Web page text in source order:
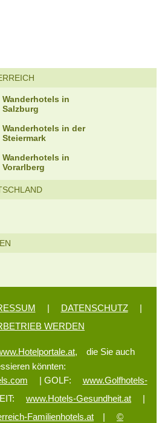
Wanderhotels in
Salzburg
Wanderhotels in der
Steiermark
Wanderhotels in
Vorarlberg
| DATENSCHUTZ
|
WERDEN
die Sie auch
könnten:
| GOLF:
www.Golfhotels-
www.Hotels-Gesundheit.at
|
Familienhotels.at | ©